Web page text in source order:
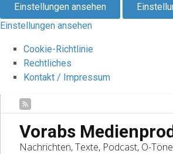
Einstellungen ansehen
Einstellungen ansehen
Cookie-Richtlinie
Rechtliches
Kontakt / Impressum
Vorabs
Nachrichten, Texte, Podcast, O-